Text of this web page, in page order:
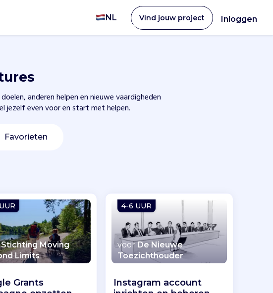
NL Vind jouw project Inloggen
anderen helpen en nieuwe vaardigheden
jezelf even voor en start met helpen.
Favorieten
Stichting Moving
Limits
Grants
4-6 UUR
voorDe Nieuwe
Toezichthouder
Instagram account